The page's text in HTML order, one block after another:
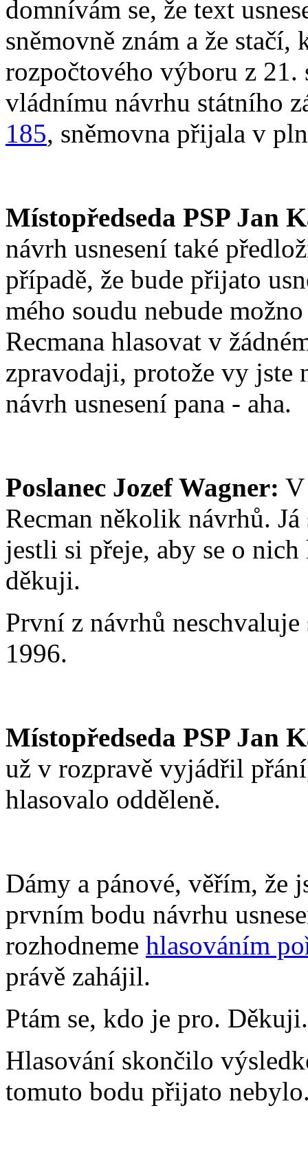
domnívám se, že text
sněmovně znám a že
rozpočtového výboru z 21.
vládnímu návrhu státního
185, sněmovna přijala v
Místopředseda PSP Jan
návrh usnesení také
případě, že bude přijato
mého soudu nebude
Recmana hlasovat v
zpravodaji, protože vy jste
návrh usnesení pana - aha.
Poslanec Jozef Wagner: V
Recman několik návrhů.
jestli si přeje, aby se o
děkuji.
První z návrhů
1996.
Místopředseda PSP Jan
už v rozpravě vyjádřil
hlasovalo odděleně.
Dámy a pánové, věřím, že
prvním bodu návrhu
rozhodneme hlasováním
právě zahájil.
Ptám se, kdo je pro.
Hlasování skončilo
tomuto bodu přijato